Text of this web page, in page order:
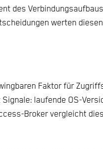
des
werten
Faktor für
laufende OS-
Broker vergleicht